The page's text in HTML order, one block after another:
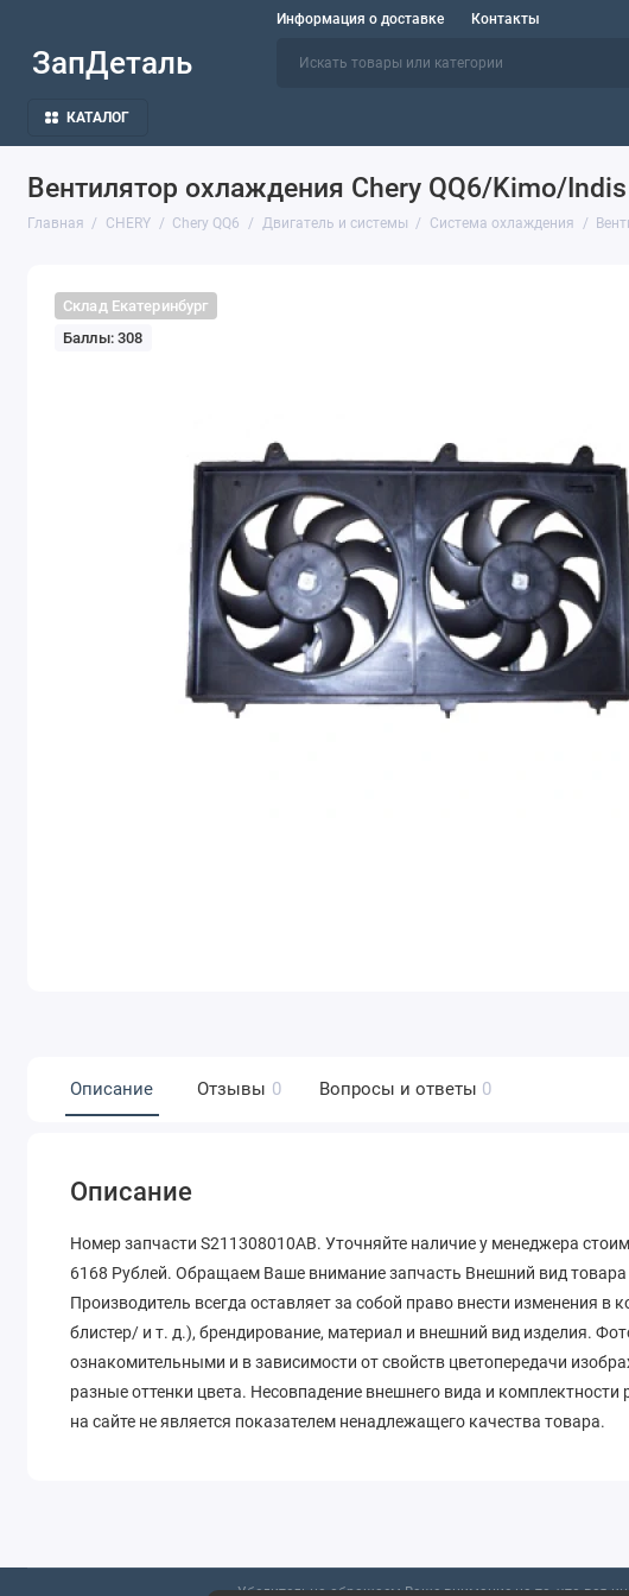
Информация о доставке Контакты
ЗапДеталь
КАТАЛОГ
Вентилятор охлаждения Chery QQ6/Kimo/
Главная CHERY Chery QQ6 Двигатель и системы Система охлаждения
Склад Екатеринбург
Баллы: 308
Описание Отзывы 0 Вопросы и ответы 0
Описание
Номер запчасти S211308010AB. Уточняйте наличие у менеджера
6168 Рублей. Обращаем Ваше внимание запчасть Внешний вид
Производитель всегда оставляет за собой право внести изменения
блистер/ и т. д.), брендирование, материал и внешний вид изделия.
ознакомительными и в зависимости от свойств цветопередачи
разные оттенки цвета. Несовпадение внешнего вида и
на сайте не является показателем ненадлежащего качества товара.